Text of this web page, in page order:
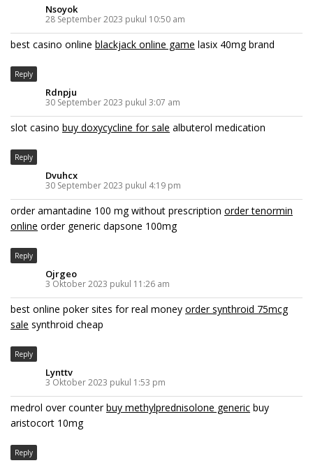
Nsoyok
28 September 2023 pukul 10:50 am
best casino online blackjack online game lasix 40mg brand
Reply
Rdnpju
30 September 2023 pukul 3:07 am
slot casino buy doxycycline for sale albuterol medication
Reply
Dvuhcx
30 September 2023 pukul 4:19 pm
order amantadine 100 mg without prescription order tenormin
online order generic dapsone 100mg
Reply
Ojrgeo
3 Oktober 2023 pukul 11:26 am
best online poker sites for real money order synthroid 75mcg
sale synthroid cheap
Reply
Lynttv
3 Oktober 2023 pukul 1:53 pm
medrol over counterbuy methylprednisolone generic buy
aristocort 10mg
Reply